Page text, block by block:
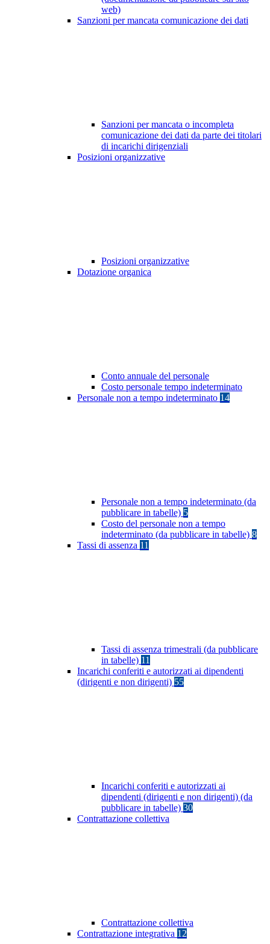
web)
Sanzioni per mancata comunicazione dei dati
Sanzioni per mancata o incompleta
comunicazione dei dati da parte dei titolari
di incarichi dirigenziali
Posizioni organizzative
Posizioni organizzative
Dotazione organica
Conto annuale del personale
Costo personale tempo indeterminato
Personale non a tempo indeterminato 14
Personale non a tempo indeterminato (da
pubblicare in tabelle) 5
Costo del personale non a tempo
indeterminato (da pubblicare in tabelle) 8
Tassi di assenza 11
Tassi di assenza trimestrali (da pubblicare
in tabelle) 11
Incarichi conferiti e autorizzati ai dipendenti
(dirigenti e non dirigenti) 55
Incarichi conferiti e autorizzati ai
dipendenti (dirigenti e non dirigenti) (da
pubblicare in tabelle) 30
Contrattazione collettiva
Contrattazione collettiva
Contrattazione integrativa 12